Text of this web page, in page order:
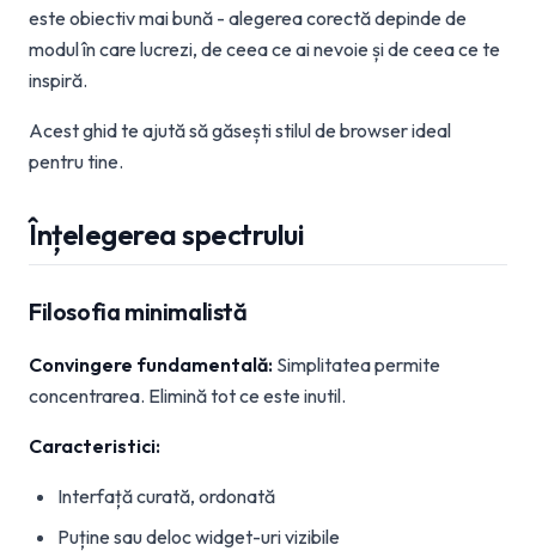
este obiectiv mai bună - alegerea corectă depinde de
modul în care lucrezi, de ceea ce ai nevoie și de ceea ce te
inspiră.
Acest ghid te ajută să găsești stilul de browser ideal
pentru tine.
Înțelegerea spectrului
Filosofia minimalistă
Convingere fundamentală: Simplitatea permite
concentrarea. Elimină tot ce este inutil.
Caracteristici:
Interfață curată, ordonată
Puține sau deloc widget-uri vizibile